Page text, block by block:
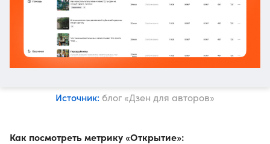
Источник: блог «Дзен для авторов»
Как посмотреть метрику «Открытие»: